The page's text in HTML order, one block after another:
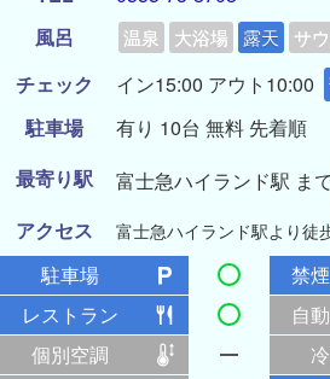
風呂
温泉 大浴場 露天 サ
チェック イン15:00 アウト10:00
駐車場
有り 10台 無料 先着順
最寄り駅
富士急ハイランド駅 ま
アクセス 富士急ハイランド駅より徒
駐車場
禁
レストラン
自
個別空調